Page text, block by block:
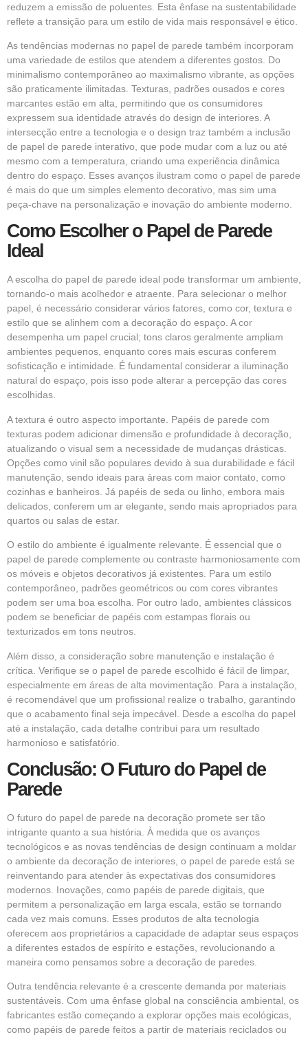
reduzem a emissão de poluentes. Esta ênfase na sustentabilidade
reflete a transição para um estilo de vida mais responsável e ético.
As tendências modernas no papel de parede também incorporam
uma variedade de estilos que atendem a diferentes gostos. Do
minimalismo contemporâneo ao maximalismo vibrante, as opções
são praticamente ilimitadas. Texturas, padrões ousados e cores
marcantes estão em alta, permitindo que os consumidores
expressem sua identidade através do design de interiores. A
intersecção entre a tecnologia e o design traz também a inclusão
de papel de parede interativo, que pode mudar com a luz ou até
mesmo com a temperatura, criando uma experiência dinâmica
dentro do espaço. Esses avanços ilustram como o papel de parede
é mais do que um simples elemento decorativo, mas sim uma
peça-chave na personalização e inovação do ambiente moderno.
Como Escolher o Papel de Parede
Ideal
A escolha do papel de parede ideal pode transformar um ambiente,
tornando-o mais acolhedor e atraente. Para selecionar o melhor
papel, é necessário considerar vários fatores, como cor, textura e
estilo que se alinhem com a decoração do espaço. A cor
desempenha um papel crucial; tons claros geralmente ampliam
ambientes pequenos, enquanto cores mais escuras conferem
sofisticação e intimidade. É fundamental considerar a iluminação
natural do espaço, pois isso pode alterar a percepção das cores
escolhidas.
A textura é outro aspecto importante. Papéis de parede com
texturas podem adicionar dimensão e profundidade à decoração,
atualizando o visual sem a necessidade de mudanças drásticas.
Opções como vinil são populares devido à sua durabilidade e fácil
manutenção, sendo ideais para áreas com maior contato, como
cozinhas e banheiros. Já papéis de seda ou linho, embora mais
delicados, conferem um ar elegante, sendo mais apropriados para
quartos ou salas de estar.
O estilo do ambiente é igualmente relevante. É essencial que o
papel de parede complemente ou contraste harmoniosamente com
os móveis e objetos decorativos já existentes. Para um estilo
contemporâneo, padrões geométricos ou com cores vibrantes
podem ser uma boa escolha. Por outro lado, ambientes clássicos
podem se beneficiar de papéis com estampas florais ou
texturizados em tons neutros.
Além disso, a consideração sobre manutenção e instalação é
crítica. Verifique se o papel de parede escolhido é fácil de limpar,
especialmente em áreas de alta movimentação. Para a instalação,
é recomendável que um profissional realize o trabalho, garantindo
que o acabamento final seja impecável. Desde a escolha do papel
até a instalação, cada detalhe contribui para um resultado
harmonioso e satisfatório.
Conclusão: O Futuro do Papel de
Parede
O futuro do papel de parede na decoração promete ser tão
intrigante quanto a sua história. À medida que os avanços
tecnológicos e as novas tendências de design continuam a moldar
o ambiente da decoração de interiores, o papel de parede está se
reinventando para atender às expectativas dos consumidores
modernos. Inovações, como papéis de parede digitais, que
permitem a personalização em larga escala, estão se tornando
cada vez mais comuns. Esses produtos de alta tecnologia
oferecem aos proprietários a capacidade de adaptar seus espaços
a diferentes estados de espírito e estações, revolucionando a
maneira como pensamos sobre a decoração de paredes.
Outra tendência relevante é a crescente demanda por materiais
sustentáveis. Com uma ênfase global na consciência ambiental, os
fabricantes estão começando a explorar opções mais ecológicas,
como papéis de parede feitos a partir de materiais reciclados ou